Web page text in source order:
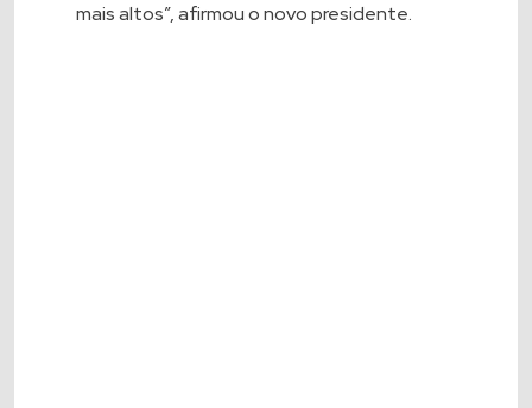
mais altos”, afirmou o novo presidente.